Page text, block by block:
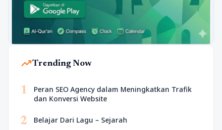
trending_upTrending Now
1
Peran SEO Agency dalam Meningkatkan Trafik
dan Konversi Website
2 Belajar Dari Lagu – Sejarah